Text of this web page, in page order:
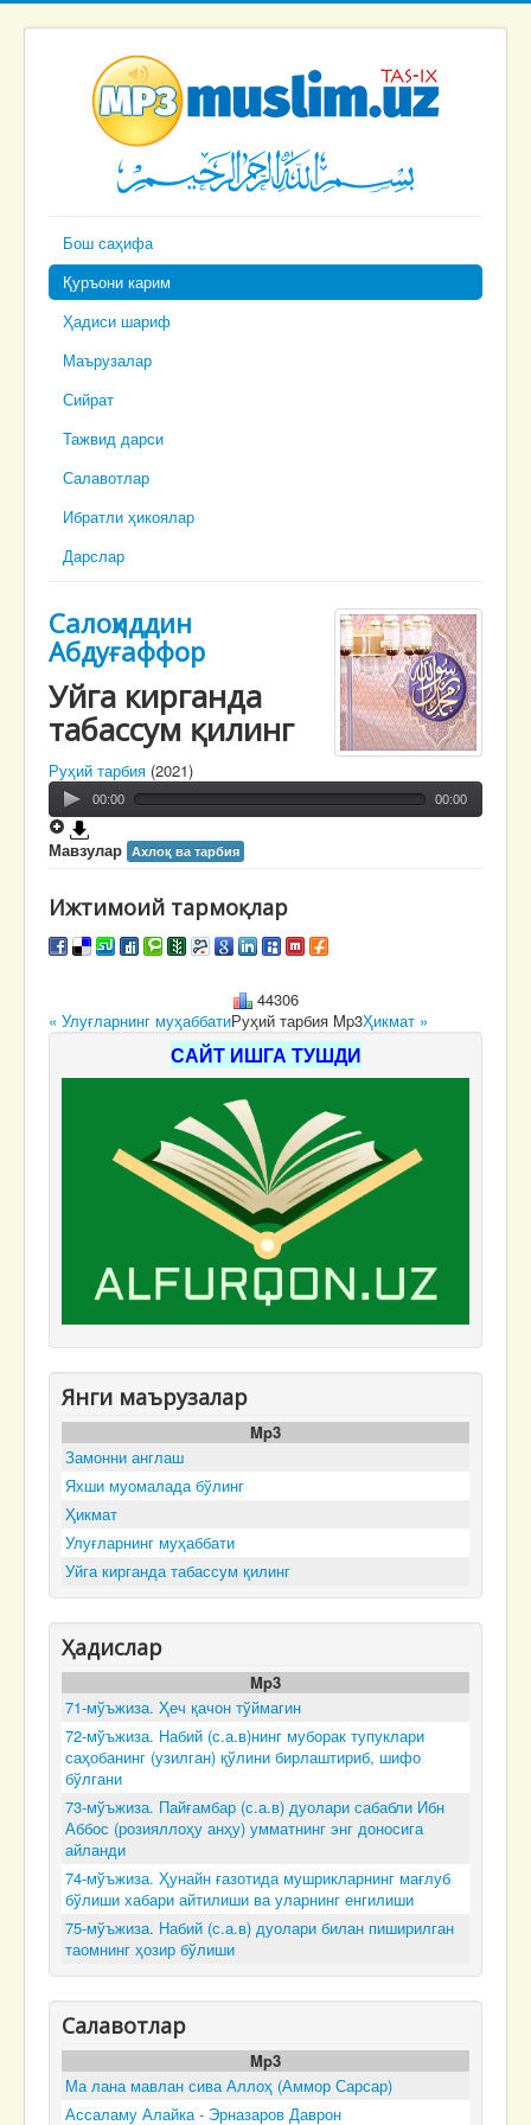
Бош саҳифа
Қуръони карим
Ҳадиси шариф
Маърузалар
Сийрат
Тажвид дарси
Салавотлар
Ибратли ҳикоялар
Дарслар
Салоҳиддин
Абдуғаффор
Уйга кирганда
табассум қилинг
Руҳий тарбия (2021)
00:00 00:00
Мавзулар Ахлоқ ва тарбия
Ижтимоий тармоқлар
44306
« Улуғларнинг муҳаббатиРуҳий тарбия Mp3Ҳикмат »
САЙТ ИШГА ТУШДИ
Янги маърузалар
Mp3
Замонни англаш
Яхши муомалада бўлинг
Ҳикмат
Улуғларнинг муҳаббати
Уйга кирганда табассум қилинг
Ҳадислар
Mp3
71-мўъжиза. Ҳеч қачон тўймагин
72-мўъжиза. Набий (с.а.в)нинг муборак тупуклари
саҳобанинг (узилган) қўлини бирлаштириб, шифо
бўлгани
73-мўъжиза. Пайғамбар (с.а.в) дуолари сабабли Ибн
Аббос (розияллоҳу анҳу) умматнинг энг доносига
айланди
74-мўъжиза. Ҳунайн ғазотида мушрикларнинг мағлуб
бўлиши хабари айтилиши ва уларнинг енгилиши
75-мўъжиза. Набий (с.а.в) дуолари билан пиширилган
таомнинг ҳозир бўлиши
Салавотлар
Mp3
Ма лана мавлан сива Аллоҳ (Аммор Сарсар)
Ассаламу Алайка - Эрназаров Даврон